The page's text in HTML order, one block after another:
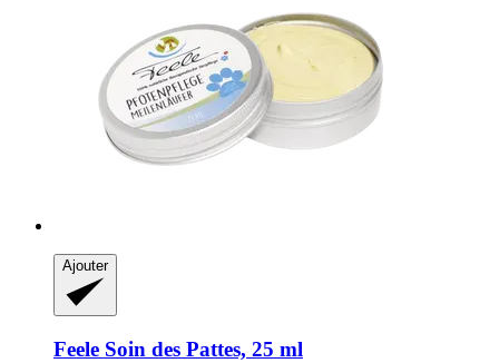
Ajouter
Feele Soin des Pattes, 25 ml